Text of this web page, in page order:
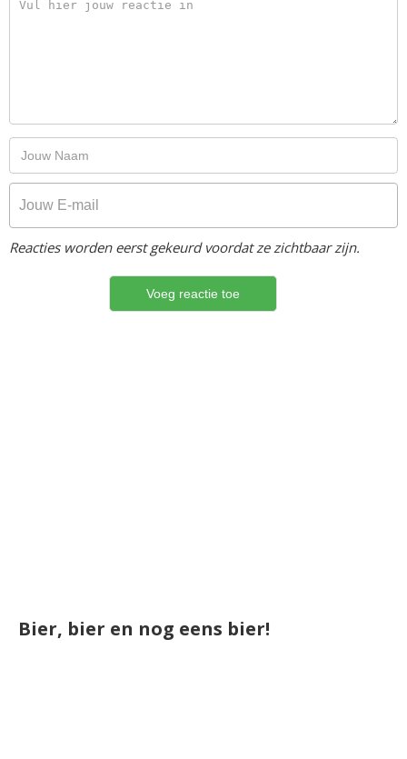
Reacties worden eerst gekeurd voordat ze zichtbaar zijn.
Bier, bier en nog eens bier!